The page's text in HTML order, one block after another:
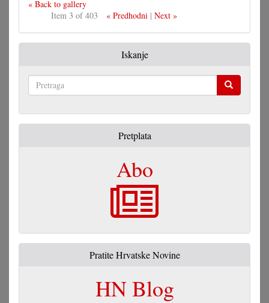
« Back to gallery
Item 3 of 403
« Predhodni| Next »
Iskanje
Pretplata
Abo
Pratite Hrvatske Novine
HN Blog